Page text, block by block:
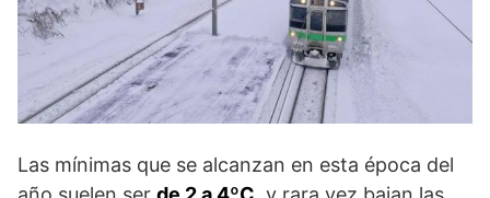
Las mínimas que se alcanzan en esta época del